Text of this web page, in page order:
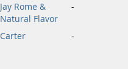
Jay Rome &
Natural Flavor
-
Carter -